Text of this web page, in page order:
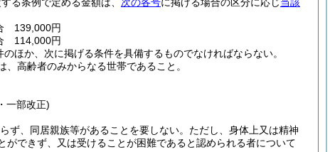
139,000円
114,000円
のほか、次に掲げる条件を具備するものでなければならない。
、高齢者のみからなる世帯であること。
一部改正)
ず、同居親族等があることを要しない。 ただし、身体上又は精神
ができず、又は受けることが困難であると認められる者について